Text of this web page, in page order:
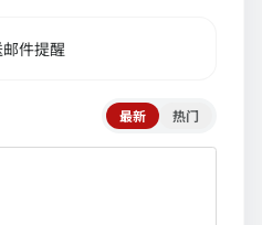
件提醒
最新 热门